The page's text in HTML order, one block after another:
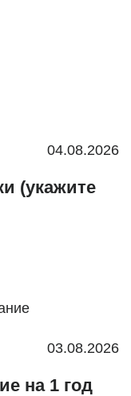
04.08.2026
(укажите
03.08.2026
на 1 год